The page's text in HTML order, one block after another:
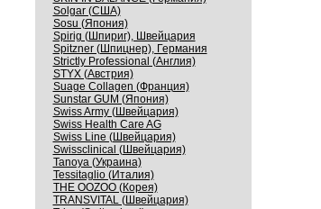
Solgar (США)
Sosu (Япония)
Spirig (Шпириг), Швейцария
Spitzner (Шпицнер), Германия
Strictly Professional (Англия)
STYX (Австрия)
Suage Collagen (Франция)
Sunstar GUM (Япония)
Swiss Army (Швейцария)
Swiss Health Care AG
Swiss Line (Швейцария)
Swissсlinical (Швейцария)
Tanoya (Украина)
Tessitaglio (Италия)
THE OOZOO (Корея)
TRANSVITAL (Швейцария)